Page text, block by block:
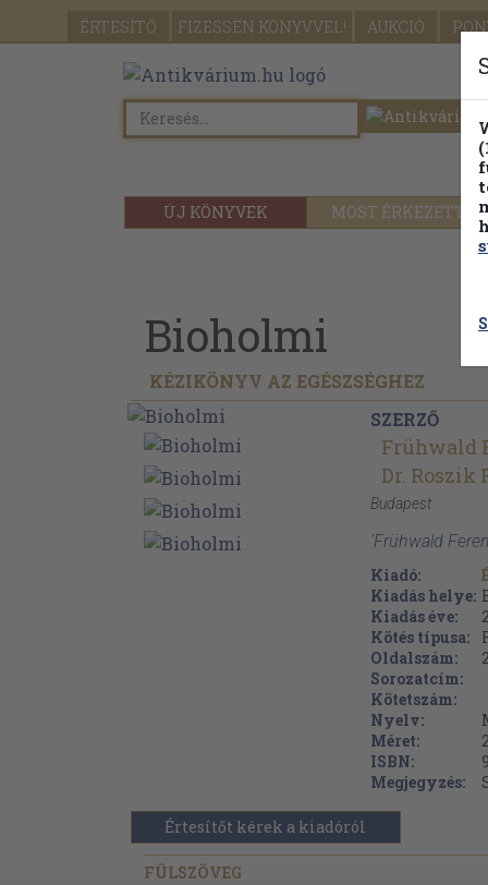
ÉRTESÍTŐ FIZESSEN KÖNYVVEL! AUKCIÓ
ÚJ KÖNYVEK MOST ÉRKEZETT
Bioholmi
KÉZIKÖNYV AZ EGÉSZSÉGHEZ
SZERZŐ
Frühwald
Dr. Roszik
Budapest
'Frühwald
Kiadó:
Kiadás helye:
Kiadás éve:
Kötés típusa:
Oldalszám:
Sorozatcím:
Kötetszám:
Nyelv:
Méret:
ISBN:
Megjegyzés:
Értesítőt kérek a kiadóról
FÜLSZÖVEG